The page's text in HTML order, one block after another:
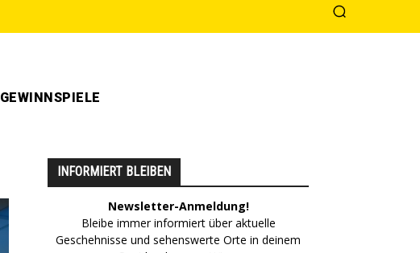
GEWINNSPIELE
INFORMIERT BLEIBEN
Newsletter-Anmeldung!
Bleibe immer informiert über aktuelle
Geschehnisse und sehenswerte Orte in deinem